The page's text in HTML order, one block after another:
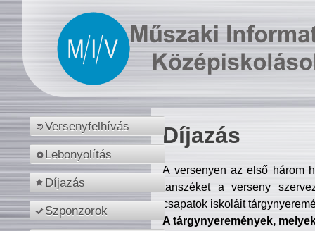
Versenyfelhívás
Lebonyolítás
Díjazás
Szponzorok
Díjazás
A versenyen az első három
tanszéket a verseny
csapatok iskoláit
A tárgynyeremények,